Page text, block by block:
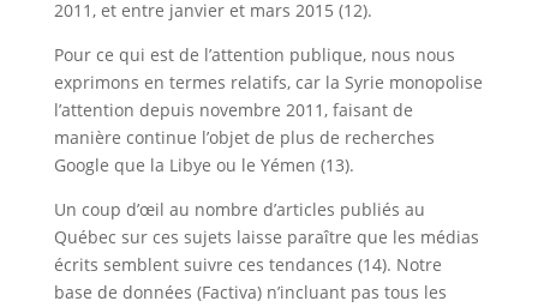
2011, et entre janvier et mars 2015 (12).
Pour ce qui est de l’attention publique, nous nous
exprimons en termes relatifs, car la Syrie monopolise
l’attention depuis novembre 2011, faisant de
manière continue l’objet de plus de recherches
Google que la Libye ou le Yémen (13).
Un coup d’œil au nombre d’articles publiés au
Québec sur ces sujets laisse paraître que les médias
écrits semblent suivre ces tendances (14). Notre
base de données (Factiva) n’incluant pas tous les